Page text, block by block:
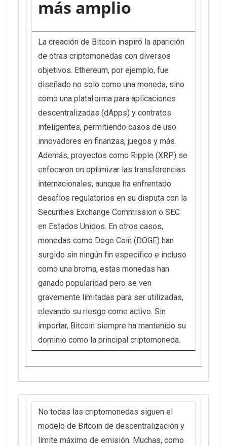
más amplio
La creación de Bitcoin inspiró la aparición
de otras criptomonedas con diversos
objetivos. Ethereum, por ejemplo, fue
diseñado no solo como una moneda, sino
como una plataforma para aplicaciones
descentralizadas (dApps) y contratos
inteligentes, permitiendo casos de uso
innovadores en finanzas, juegos y más.
Además, proyectos como Ripple (XRP) se
enfocaron en optimizar las transferencias
internacionales, aunque ha enfrentado
desafíos regulatorios en su disputa con la
Securities Exchange Commission o SEC
en Estados Unidos. En otros casos,
monedas como Doge Coin (DOGE) han
surgido sin ningún fin específico e incluso
como una broma, estas monedas han
ganado popularidad pero se ven
gravemente limitadas para ser utilizadas,
elevando su riesgo como activo. Sin
importar, Bitcoin siempre ha mantenido su
dominio como la principal criptomoneda.
No todas las criptomonedas siguen el
modelo de Bitcoin de descentralización y
límite máximo de emisión. Muchas, como